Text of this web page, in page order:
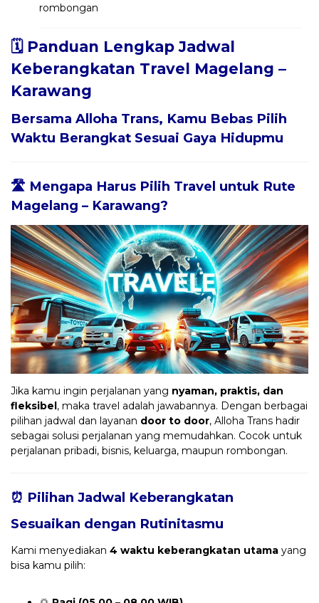
rombongan
🗓️ Panduan Lengkap Jadwal
Keberangkatan Travel Magelang –
Karawang
Bersama Alloha Trans, Kamu Bebas Pilih
Waktu Berangkat Sesuai Gaya Hidupmu
🛣️ Mengapa Harus Pilih Travel untuk Rute
Magelang – Karawang?
Jika kamu ingin perjalanan yang nyaman, praktis, dan
fleksibel, maka travel adalah jawabannya. Dengan berbagai
pilihan jadwal dan layanan door to door, Alloha Trans hadir
sebagai solusi perjalanan yang memudahkan. Cocok untuk
perjalanan pribadi, bisnis, keluarga, maupun rombongan.
⏰ Pilihan Jadwal Keberangkatan
Sesuaikan dengan Rutinitasmu
Kami menyediakan 4 waktu keberangkatan utama yang
bisa kamu pilih: